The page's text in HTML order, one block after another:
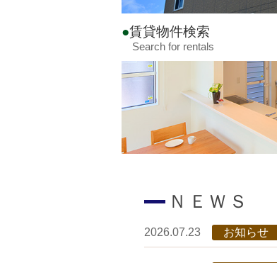
賃貸物件検索
Search for rentals
ＮＥＷＳ
2026.07.23 お知らせ